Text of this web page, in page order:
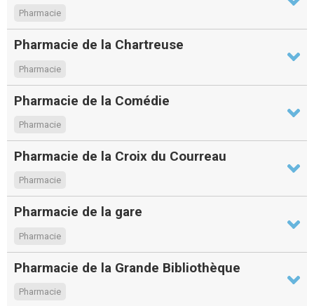
Pharmacie
Pharmacie de la Chartreuse
Pharmacie
Pharmacie de la Comédie
Pharmacie
Pharmacie de la Croix du Courreau
Pharmacie
Pharmacie de la gare
Pharmacie
Pharmacie de la Grande Bibliothèque
Pharmacie